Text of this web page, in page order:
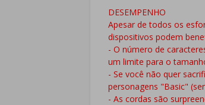
DESEMPENHO
Apesar de todos os
dispositivos podem
- O número de
um limite para o
- Se você não quer
personagens "Basic"
- As cordas são